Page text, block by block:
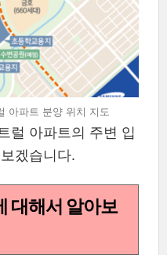
아파트 분양 위치 지도
럴 아파트의 주변 입
겠습니다.
대해서 알아보